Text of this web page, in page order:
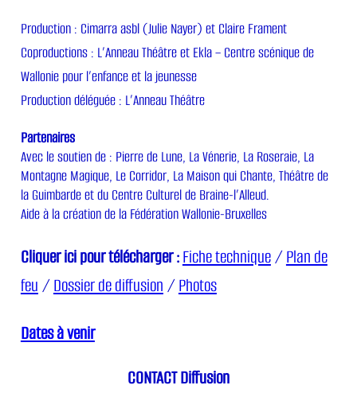
Production : Cimarra asbl (Julie Nayer) et Claire Frament
Coproductions : L’Anneau Théâtre et Ekla – Centre scénique de
Wallonie pour l’enfance et la jeunesse
Production déléguée : L’Anneau Théâtre
Partenaires
Avec le soutien de : Pierre de Lune, La Vénerie, La Roseraie, La
Montagne Magique, Le Corridor, La Maison qui Chante, Théâtre de
la Guimbarde et du Centre Culturel de Braine-l’Alleud.
Aide à la création de la Fédération Wallonie-Bruxelles
Cliquer ici pour télécharger :Fiche technique/Plan de
feu /Dossier de diffusion /Photos
Dates à venir
CONTACT Diffusion